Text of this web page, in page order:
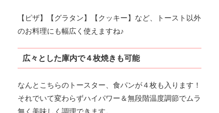
【ピザ】【グラタン】【クッキー】など、トースト以外
のお料理にも幅広く使えますね♪
広々とした庫内で４枚焼きも可能
なんとこちらのトースター、食パンが４枚も入ります！
それでいて変わらずハイパワー＆無段階温度調節でムラ